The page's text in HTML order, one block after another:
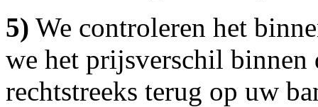
5) We controleren het
we het prijsverschil binnen
rechtstreeks terug op uw